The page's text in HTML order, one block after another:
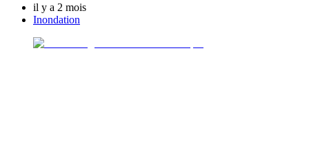
il y a 2 mois
Inondation